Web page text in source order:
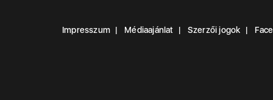
Impresszum Médiaajánlat Szerzői jogok